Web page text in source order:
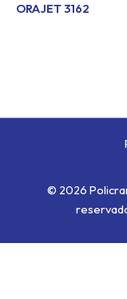
ORAJET 3162
© 2026